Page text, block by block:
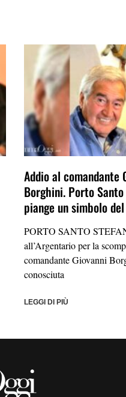
Addio al comandante
Borghini. Porto
piange un simbolo
PORTO SANTO
all’Argentario per la
comandante Giovanni
conosciuta
LEGGI DI PIÙ